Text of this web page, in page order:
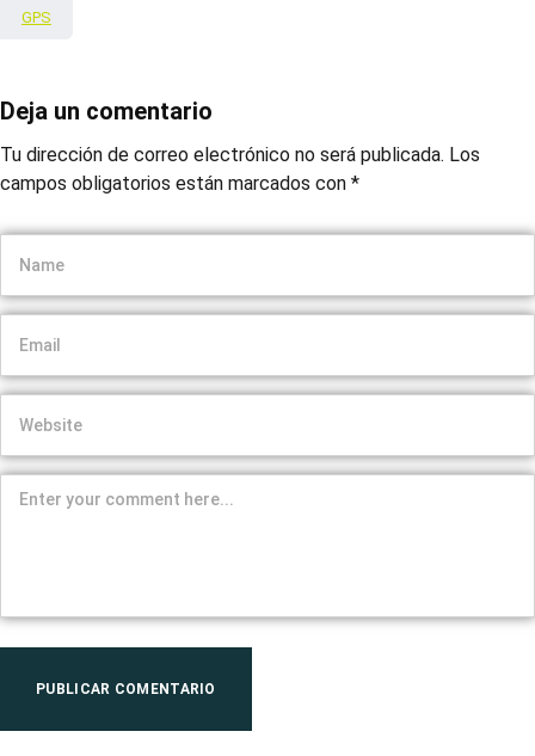
GPS
Deja un comentario
Tu dirección de correo electrónico no será publicada. Los
campos obligatorios están marcados con *